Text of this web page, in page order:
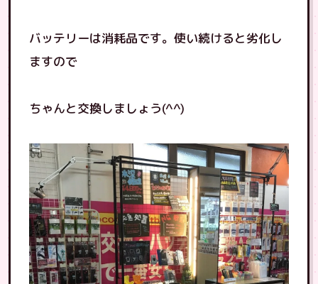
バッテリーは消耗品です。使い続けると劣化し
ますので
ちゃんと交換しましょう(^^)